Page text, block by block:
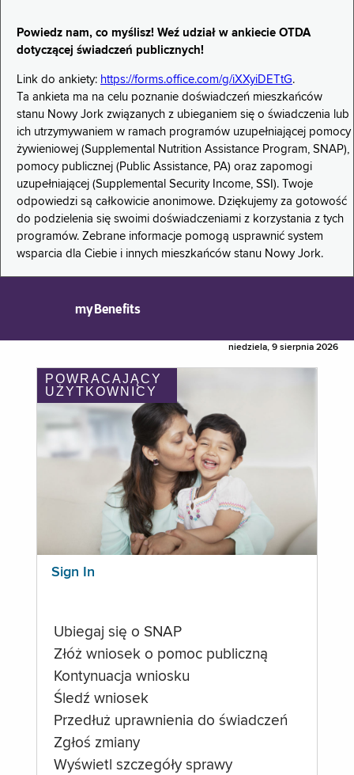
Powiedz nam, co myślisz! Weź udział w ankiecie OTDA
dotyczącej świadczeń publicznych!
Link do ankiety: https://forms.office.com/g/iXXyiDETtG.
Ta ankieta ma na celu poznanie doświadczeń mieszkańców
stanu Nowy Jork związanych z ubieganiem się o świadczenia lub
ich utrzymywaniem w ramach programów uzupełniającej pomocy
żywieniowej (Supplemental Nutrition Assistance Program, SNAP),
pomocy publicznej (Public Assistance, PA) oraz zapomogi
uzupełniającej (Supplemental Security Income, SSI). Twoje
odpowiedzi są całkowicie anonimowe. Dziękujemy za gotowość
do podzielenia się swoimi doświadczeniami z korzystania z tych
programów. Zebrane informacje pomogą usprawnić system
wsparcia dla Ciebie i innych mieszkańców stanu Nowy Jork.
myBenefits
niedziela, 9 sierpnia 2026
POWRACAJĄCY
UŻYTKOWNICY
Sign In
Ubiegaj się o SNAP
Złóż wniosek o pomoc publiczną
Kontynuacja wniosku
Śledź wniosek
Przedłuż uprawnienia do świadczeń
Zgłoś zmiany
Wyświetl szczegóły sprawy